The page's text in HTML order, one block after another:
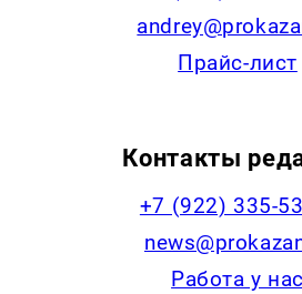
Прайс-лист
Контакты
+7 (922) 335-
Работа у нас